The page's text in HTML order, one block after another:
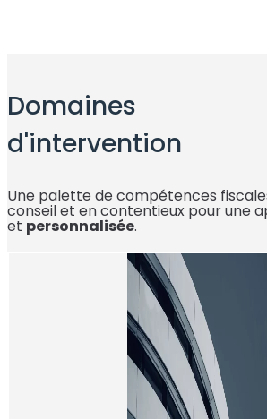
Domaines
d'intervention
Une palette de compétences
conseil et en contentieux pour une
et personnalisée.